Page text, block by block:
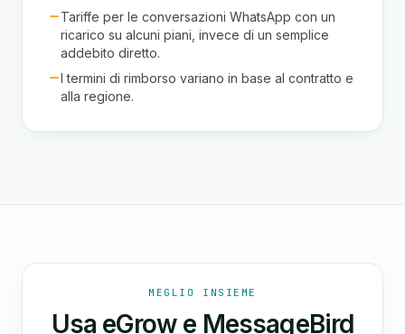
Tariffe per le conversazioni WhatsApp con un
ricarico su alcuni piani, invece di un semplice
addebito diretto.
I termini di rimborso variano in base al contratto e
alla regione.
MEGLIO INSIEME
Usa eGrow e MessageBird